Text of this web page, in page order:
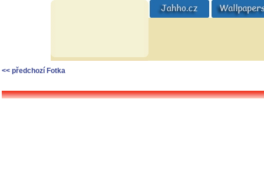
<< předchozí Fotka